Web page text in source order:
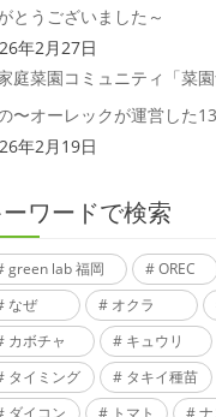
とうございました～
年2月27日
庭菜園コミュニティ「菜
〜オーレックが運営した
年2月19日
ワードで検索
green lab 福岡 OREC
なぜ
オクラ
カボチャ
キュウリ
タイミング
タキイ種苗